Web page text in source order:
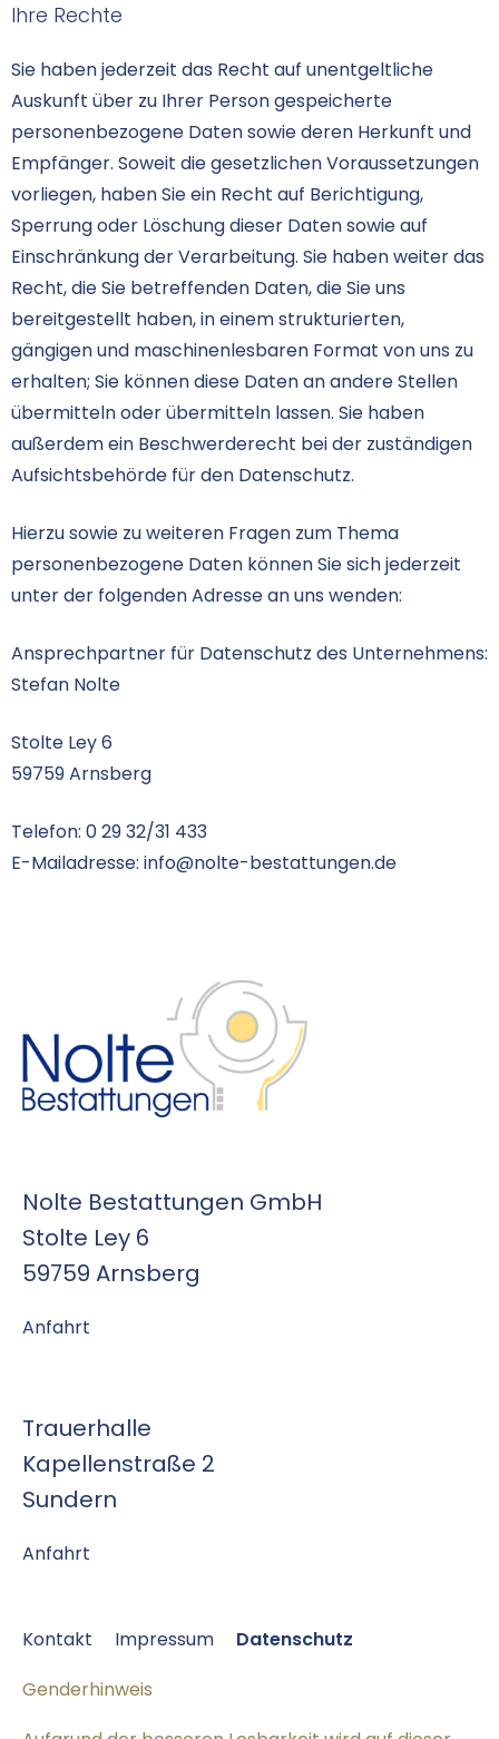
Ihre Rechte
Sie haben jederzeit das Recht auf unentgeltliche
Auskunft über zu Ihrer Person gespeicherte
personenbezogene Daten sowie deren Herkunft und
Empfänger. Soweit die gesetzlichen Voraussetzungen
vorliegen, haben Sie ein Recht auf Berichtigung,
Sperrung oder Löschung dieser Daten sowie auf
Einschränkung der Verarbeitung. Sie haben weiter das
Recht, die Sie betreffenden Daten, die Sie uns
bereitgestellt haben, in einem strukturierten,
gängigen und maschinenlesbaren Format von uns zu
erhalten; Sie können diese Daten an andere Stellen
übermitteln oder übermitteln lassen. Sie haben
außerdem ein Beschwerderecht bei der zuständigen
Aufsichtsbehörde für den Datenschutz.
Hierzu sowie zu weiteren Fragen zum Thema
personenbezogene Daten können Sie sich jederzeit
unter der folgenden Adresse an uns wenden:
Ansprechpartner für Datenschutz des Unternehmens:
Stefan Nolte
Stolte Ley 6
59759 Arnsberg
Telefon: 0 29 32/31 433
E-Mailadresse: info@nolte-bestattungen.de
Nolte Bestattungen GmbH
Stolte Ley 6
59759 Arnsberg
Anfahrt
Trauerhalle
Kapellenstraße 2
Sundern
Anfahrt
Kontakt Impressum
Datenschutz
Genderhinweis